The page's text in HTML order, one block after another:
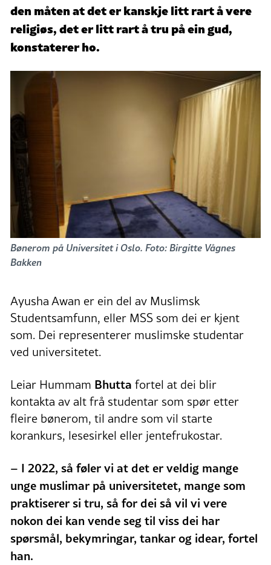
den måten at det er kanskje litt rart å vere
religiøs, det er litt rart å tru på ein gud,
konstaterer ho.
Bønerom på Universitet i Oslo. Foto: Birgitte Vågnes
Bakken
Ayusha Awan er ein del av Muslimsk
Studentsamfunn, eller MSS som dei er kjent
som. Dei representerer muslimske studentar
ved universitetet.
Leiar Hummam Bhutta fortel at dei blir
kontakta av alt frå studentar som spør etter
fleire bønerom, til andre som vil starte
korankurs, lesesirkel eller jentefrukostar.
– I 2022, så føler vi at det er veldig mange
unge muslimar på universitetet, mange som
praktiserer si tru, så for dei så vil vi vere
nokon dei kan vende seg til viss dei har
spørsmål, bekymringar, tankar og idear, fortel
han.